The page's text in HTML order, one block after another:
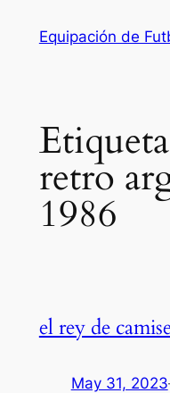
Equipación de
retro
1986
el rey de
May 31, 2023